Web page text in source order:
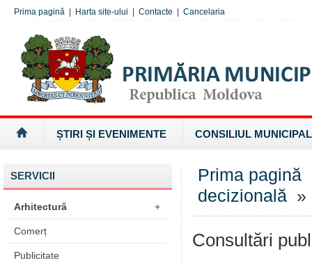
Prima pagină Harta site-ului Contacte Cancelaria
ȘTIRI ȘI EVENIMENTE CONSILIUL MUNICIPAL
SERVICII
Arhitectură +
Comerț
Publicitate
Prima pagină
decizională »
Consultări